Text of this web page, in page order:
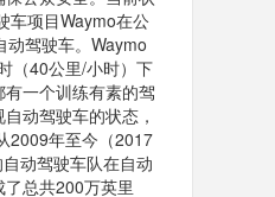
车项目Waymo在公
动驾驶车。Waymo
（40公里/小时）下
一个训练有素的驾
动驾驶车的状态，
2009年至今（2017
动驾驶车队在自动
总共200万英里